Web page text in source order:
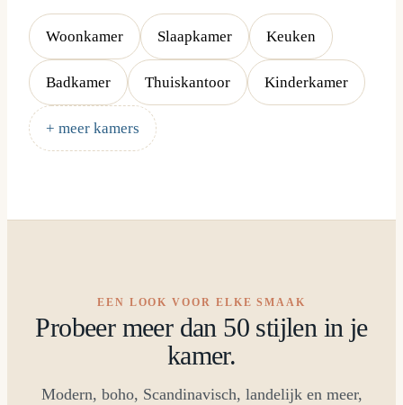
Woonkamer Slaapkamer Keuken
Badkamer Thuiskantoor Kinderkamer
+ meer kamers
EEN LOOK VOOR ELKE SMAAK
Probeer meer dan 50 stijlen in je
kamer.
Modern, boho, Scandinavisch, landelijk en meer,